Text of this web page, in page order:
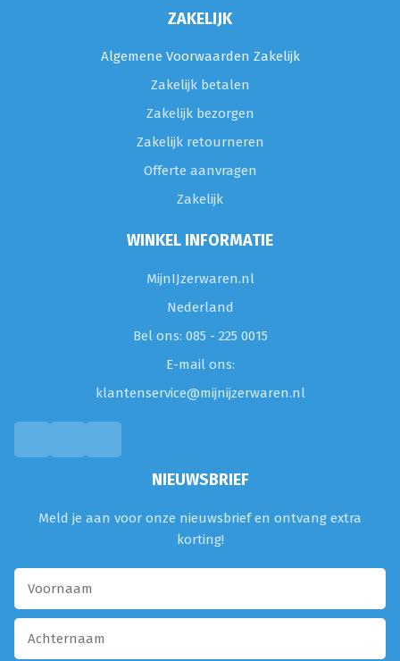
ZAKELIJK
Algemene Voorwaarden Zakelijk
Zakelijk betalen
Zakelijk bezorgen
Zakelijk retourneren
Offerte aanvragen
Zakelijk
WINKEL INFORMATIE
MijnIJzerwaren.nl
Nederland
Bel ons: 085 - 225 0015
E-mail ons:
klantenservice@mijnijzerwaren.nl
NIEUWSBRIEF
Meld je aan voor onze nieuwsbrief en ontvang extra
korting!